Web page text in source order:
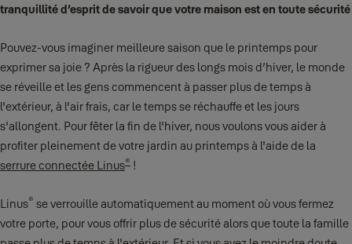
tranquillité d’esprit de savoir que votre maison est en toute sécurité
Pouvez-vous imaginer meilleure saison que le printemps pour
exprimer sa joie ? Après la rigueur des longs mois d’hiver, le monde
se réveille et les gens commencent à passer plus de temps à
l'extérieur, à l'air frais, car le temps se réchauffe et les jours
s'allongent. Pour fêter la fin de l'hiver, nous voulons vous aider à
profiter pleinement de votre jardin au printemps à l'aide de la
serrure connectée Linus® !
Linus® se verrouille automatiquement au moment où vous fermez
votre porte, pour vous offrir plus de sécurité alors que toute la famille